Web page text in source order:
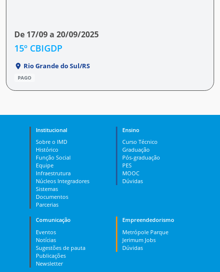
De 17/09 a 20/09/2025
15º CBIGDP
Rio Grande do Sul/RS
PAGO
Institucional
Sobre o IMD
Histórico
Função Social
Equipe
Infraestrutura
Núcleos Integradores
Sistemas
Documentos
Parcerias
Ensino
Curso Técnico
Graduação
Pós-graduação
PES
MOOC
Dúvidas
Comunicação
Eventos
Notícias
Sugestões de pauta
Publicações
Newsletter
Empreendedorismo
Metrópole Parque
Jerimum Jobs
Dúvidas